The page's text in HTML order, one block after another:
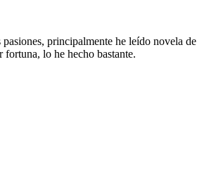
principalmente he leído novela
lo he hecho bastante.